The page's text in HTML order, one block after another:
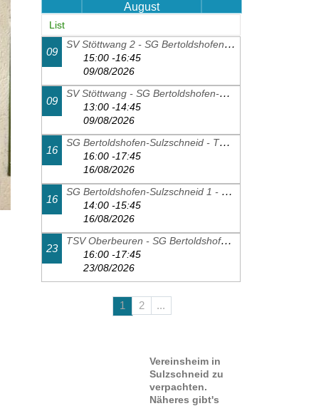
August
List
09
SV Stöttwang 2 - SG Bertoldshofen-Sulzschneid 2
15:00 -16:45
09/08/2026
09
SV Stöttwang - SG Bertoldshofen-Sulzschneid 1
13:00 -14:45
09/08/2026
16
SG Bertoldshofen-Sulzschneid - TSV Schwangau 2
16:00 -17:45
16/08/2026
16
SG Bertoldshofen-Sulzschneid 1 - FC Thalhofen 2
14:00 -15:45
16/08/2026
23
TSV Oberbeuren - SG Bertoldshofen-Sulzschneid 1
16:00 -17:45
23/08/2026
1 2 ...
Vereinsheim in
Sulzschneid zu
verpachten.
Näheres gibt's